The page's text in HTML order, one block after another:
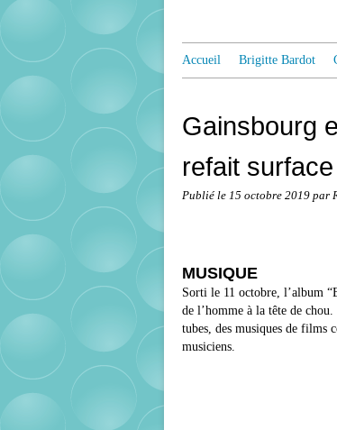
Accueil Brigitte Bardot
Gainsbourg
refait surface
Publié le 15 octobre 2019 par
MUSIQUE
Sorti le 11 octobre, l’album
de l’homme à la tête de
tubes, des musiques de films
musiciens.